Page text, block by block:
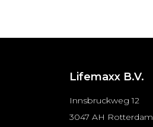
Lifemaxx B.V.
Innsbruckweg 12
3047 AH Rotterdam